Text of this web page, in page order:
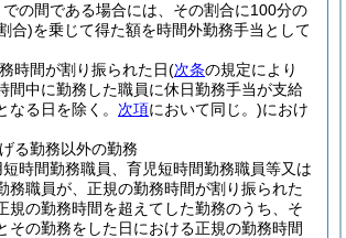
での間である場合には、その割合に100分の
合)を乗じて得た額を時間外勤務手当として
時間が割り振られた日(次条の規定により
間中に勤務した職員に休日勤務手当が支給
なる日を除く。 次項において同じ。)におけ
る勤務以外の勤務
時間勤務職員、育児短時間勤務職員等又は
務職員が、正規の勤務時間が割り振られた
規の勤務時間を超えてした勤務のうち、そ
その勤務をした日における正規の勤務時間